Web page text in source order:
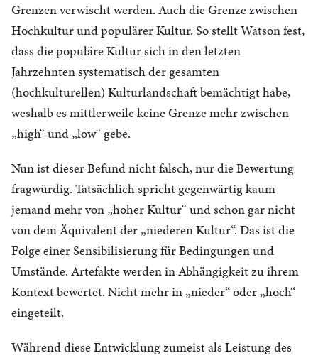
Grenzen verwischt werden. Auch die Grenze zwischen
Hochkultur und populärer Kultur. So stellt Watson fest,
dass die populäre Kultur sich in den letzten
Jahrzehnten systematisch der gesamten
(hochkulturellen) Kulturlandschaft bemächtigt habe,
weshalb es mittlerweile keine Grenze mehr zwischen
„high“ und „low“ gebe.
Nun ist dieser Befund nicht falsch, nur die Bewertung
fragwürdig. Tatsächlich spricht gegenwärtig kaum
jemand mehr von „hoher Kultur“ und schon gar nicht
von dem Äquivalent der „niederen Kultur“. Das ist die
Folge einer Sensibilisierung für Bedingungen und
Umstände. Artefakte werden in Abhängigkeit zu ihrem
Kontext bewertet. Nicht mehr in „nieder“ oder „hoch“
eingeteilt.
Während diese Entwicklung zumeist als Leistung des